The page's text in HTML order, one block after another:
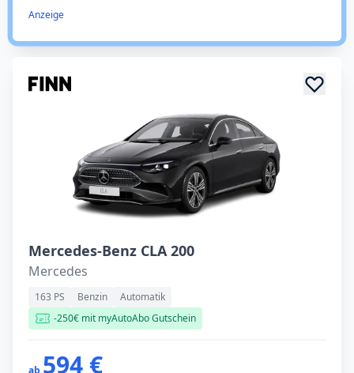
Anzeige
Mercedes-Benz CLA 200
Mercedes
163 PS Benzin
Automatik
-250€ mit myAutoAbo Gutschein
ab 594 €